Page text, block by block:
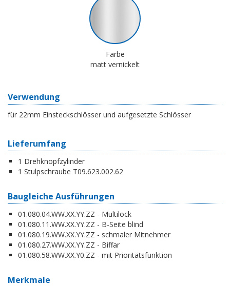
Farbe
matt vernickelt
Verwendung
für 22mm Einsteckschlösser und aufgesetzte Schlösser
Lieferumfang
1 Drehknopfzylinder
1 Stulpschraube T09.623.002.62
Baugleiche Ausführungen
01.080.04.WW.XX.YY.ZZ - Multilock
01.080.11.WW.XX.YY.ZZ - B-Seite blind
01.080.19.WW.XX.YY.ZZ - schmaler Mitnehmer
01.080.27.WW.XX.YY.ZZ - Biffar
01.080.58.WW.XX.Y0.ZZ - mit Prioritätsfunktion
Merkmale